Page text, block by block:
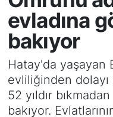
evladına
bakıyor
Hatay'da yaşayan
evliliğinden
52 yıldır
bakıyor.
GÜNÜN
DÜNYA
KÜLTÜR -
Mersin Trafik
Süper Lig Puan
Tüm Manşetler